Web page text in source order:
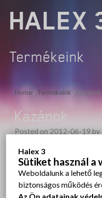
Halex 3
Sütiket használ a
Weboldalunk a lehető
biztonságos működés
HALEX
Termékeink
Home/ Termékeink / Kazánok
Kazánok
Posted on2012-06-19by
20kW-1000kW-os
Bejegyzés navigáció
Previous
Previous post:
Mi az a faelgázosító kazán?